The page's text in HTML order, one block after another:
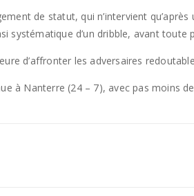
de statut, qui n’intervient
systématique d’un dribble, avant toute
d’affronter les adversaires
à Nanterre (24 – 7), avec pas moins